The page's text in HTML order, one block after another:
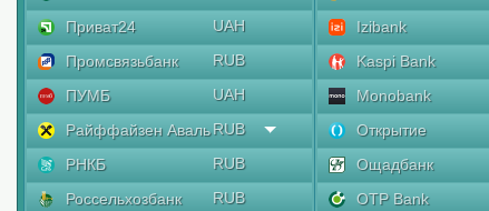
Приват24
UAH
Промсвязьбанк
RUB
ПУМБ
UAH
Райффайзен АвальRUB
РНКБ
RUB
Россельхозбанк
RUB
Izibank
Kaspi Bank
Monobank
Открытие
Ощадбанк
OTP Bank